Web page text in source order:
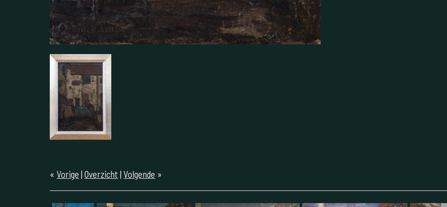
« Vorige | Overzicht | Volgende »